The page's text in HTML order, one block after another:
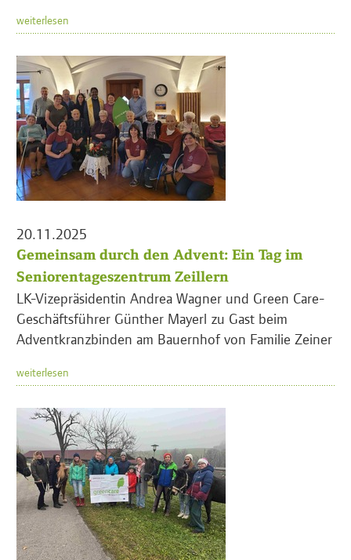
weiterlesen
20.11.2025
Gemeinsam durch den Advent: Ein Tag im
Seniorentageszentrum Zeillern
LK-Vizepräsidentin Andrea Wagner und Green Care-
Geschäftsführer Günther Mayerl zu Gast beim
Adventkranzbinden am Bauernhof von Familie Zeiner
weiterlesen